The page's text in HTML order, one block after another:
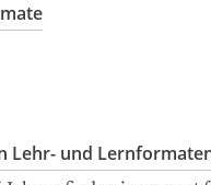
Lehr- und